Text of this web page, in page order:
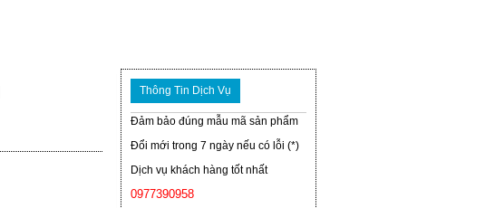
Thông Tin Dịch Vụ
Đảm bảo đúng mẫu mã sản phẩm
Đổi mới trong 7 ngày nếu có lỗi (*)
Dịch vụ khách hàng tốt nhất
0977390958